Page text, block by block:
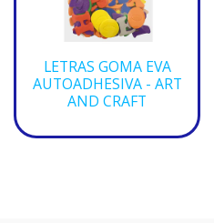
LETRAS GOMA EVA
AUTOADHESIVA - ART
AND CRAFT